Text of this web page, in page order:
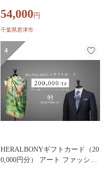
セット | 元鈴木さん 元鈴木 コ
ルセット 美容 健康 ファッショ
市 きみつ
54,000 円
千葉県君津市
4
HERALBONYギフトカード（20
0,000円分） アート ファッショ